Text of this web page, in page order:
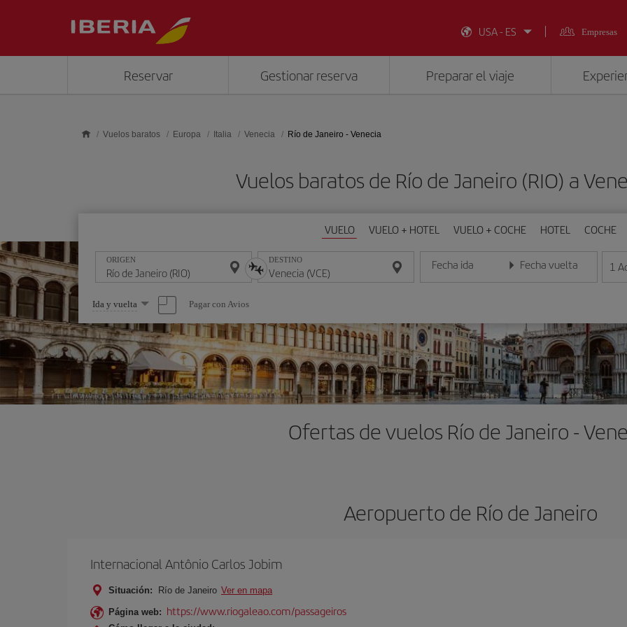
USA - ES
Empresas
Reservar Gestionar reserva Preparar el viaje
Vuelos baratos Europa Italia Venecia Río de Janeiro - Venecia
Vuelos baratos de Río de Janeiro (RIO) a
VUELO VUELO + HOTEL VUELO + COCHE HOTEL COCHE
ORIGEN DESTINO Fecha ida
Introduce la fecha en formato día/mes/año
Fecha vuelta
Introduce la fecha en 1
Seleccione
una
opción
Ida y vuelta Pagar con Avios
Ofertas de vuelos Río de Janeiro -
Aeropuerto de Río de Janeiro
Internacional Antônio Carlos Jobim
Situación: Río de Janeiro Ver en mapa
Página web: https://www.riogaleao.com/passageiros